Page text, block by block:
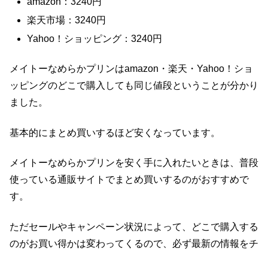
楽天市場：3240円
Yahoo！ショッピング：3240円
メイトーなめらかプリンはamazon・楽天・Yahoo！ショ
ッピングのどこで購入しても同じ値段ということが分かり
ました。
基本的にまとめ買いするほど安くなっています。
メイトーなめらかプリンを安く手に入れたいときは、普段
使っている通販サイトでまとめ買いするのがおすすめで
す。
ただセールやキャンペーン状況によって、どこで購入する
のがお買い得かは変わってくるので、必ず最新の情報をチ